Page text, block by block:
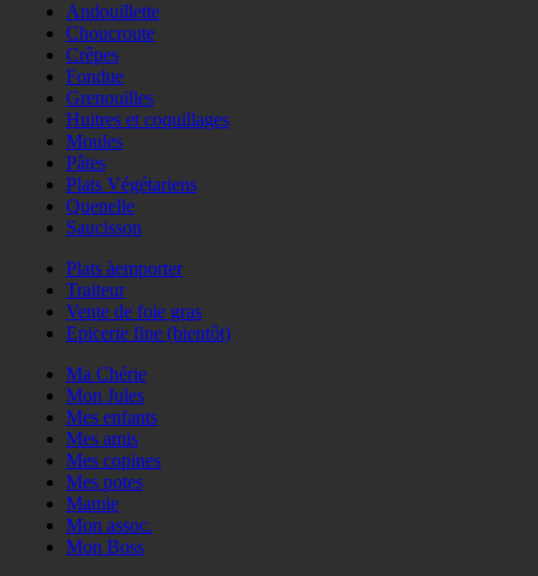
Andouillette
Choucroute
Crêpes
Fondue
Grenouilles
Huitres et coquillages
Moules
Pâtes
Plats Végétariens
Quenelle
Saucisson
Plats àemporter
Traiteur
Vente de foie gras
Epicerie fine (bientôt)
Ma Chérie
Mon Jules
Mes enfants
Mes amis
Mes copines
Mes potes
Mamie
Mon assoc.
Mon Boss